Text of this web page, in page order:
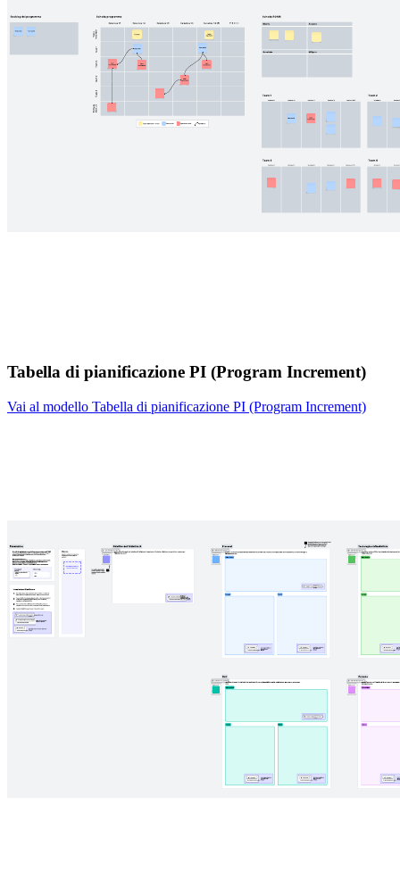
Tabella di pianificazione PI (Program Increment)
Vai al modello Tabella di pianificazione PI (Program Increment)